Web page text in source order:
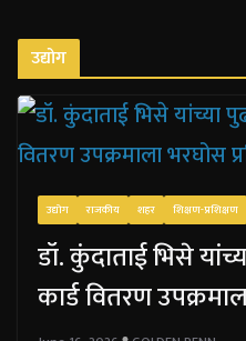
उद्योग
उद्योग राजकीय शहर शिक्षण-प्रशिक्षण
डॉ. कुंदाताई भिसे
कार्ड वितरण